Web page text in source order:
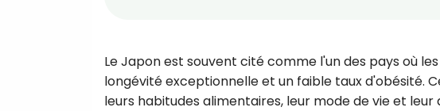
Le Japon est souvent cité comme l'un des pays où
longévité exceptionnelle et un faible taux d'obésité.
leurs habitudes alimentaires, leur mode de vie et